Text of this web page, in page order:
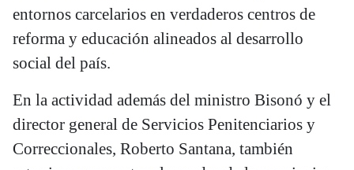
entornos carcelarios en verdaderos centros de
reforma y educación alineados al desarrollo
social del país.
En la actividad además del ministro Bisonó y el
director general de Servicios Penitenciarios y
Correccionales, Roberto Santana, también